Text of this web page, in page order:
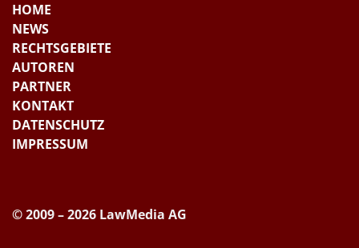
HOME
NEWS
RECHTSGEBIETE
AUTOREN
PARTNER
KONTAKT
DATENSCHUTZ
IMPRESSUM
© 2009 – 2026 LawMedia AG